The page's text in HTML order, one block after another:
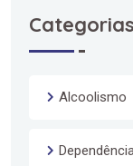
Categorias
Alcoolismo